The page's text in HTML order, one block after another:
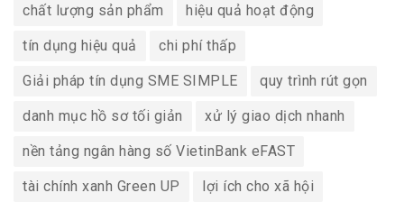
chất lượng sản phẩm hiệu quả hoạt động
tín dụng hiệu quả chi phí thấp
Giải pháp tín dụng SME SIMPLE quy trình rút gọn
danh mục hồ sơ tối giản xử lý giao dịch nhanh
nền tảng ngân hàng số VietinBank eFAST
tài chính xanh Green UP lợi ích cho xã hội